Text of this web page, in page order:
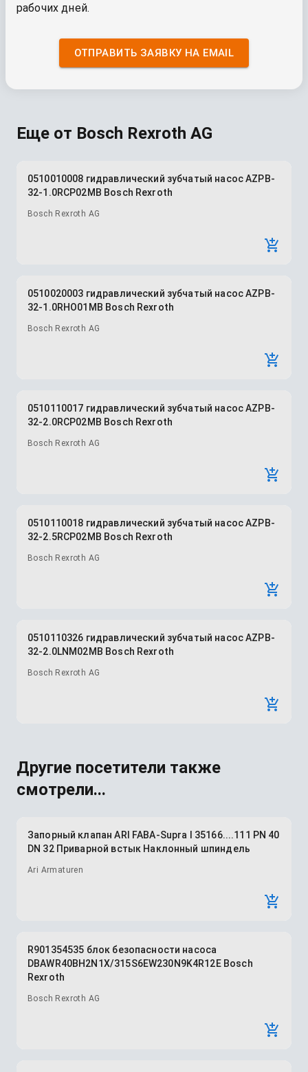
рабочих дней.
ОТПРАВИТЬ ЗАЯВКУ НА EMAIL
Еще от Bosch Rexroth AG
0510010008 гидравлический зубчатый насос AZPB-
32-1.0RCP02MB Bosch Rexroth
Bosch Rexroth AG
0510020003 гидравлический зубчатый насос AZPB-
32-1.0RHO01MB Bosch Rexroth
Bosch Rexroth AG
0510110017 гидравлический зубчатый насос AZPB-
32-2.0RCP02MB Bosch Rexroth
Bosch Rexroth AG
0510110018 гидравлический зубчатый насос AZPB-
32-2.5RCP02MB Bosch Rexroth
Bosch Rexroth AG
0510110326 гидравлический зубчатый насос AZPB-
32-2.0LNM02MB Bosch Rexroth
Bosch Rexroth AG
Другие посетители также
смотрели...
Запорный клапан ARI FABA-Supra I 35166....111 PN 40
DN 32 Приварной встык Наклонный шпиндель
Ari Armaturen
R901354535 блок безопасности насоса
DBAWR40BH2N1X/315S6EW230N9K4R12E Bosch
Rexroth
Bosch Rexroth AG